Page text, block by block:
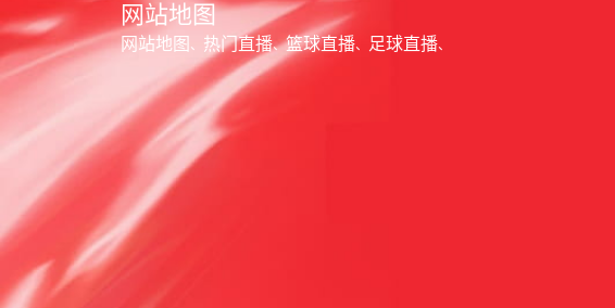
网站地图
网站地图 热门直播 篮球直播 足球直播